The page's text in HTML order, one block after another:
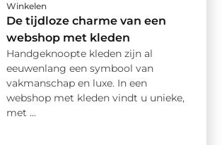
Winkelen
De tijdloze charme van een
webshop met kleden
Handgeknoopte kleden zijn al
eeuwenlang een symbool van
vakmanschap en luxe. In een
webshop met kleden vindt u unieke,
met ...